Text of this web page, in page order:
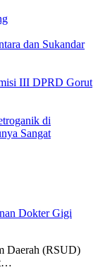
dan Sukandar
III DPRD Gorut
di
Sangat
Dokter Gigi
Daerah (RSUD)